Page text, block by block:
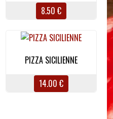
8.50 €
PIZZA SICILIENNE
14.00 €